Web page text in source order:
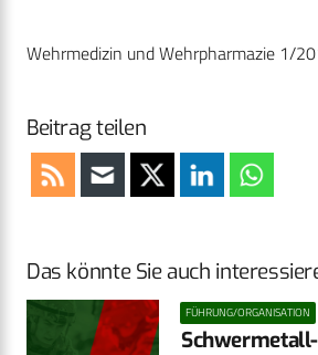
Wehrmedizin und Wehrpharmazie 1/
Beitrag teilen
Das könnte Sie auch
FÜHRUNG/ORGANISATION